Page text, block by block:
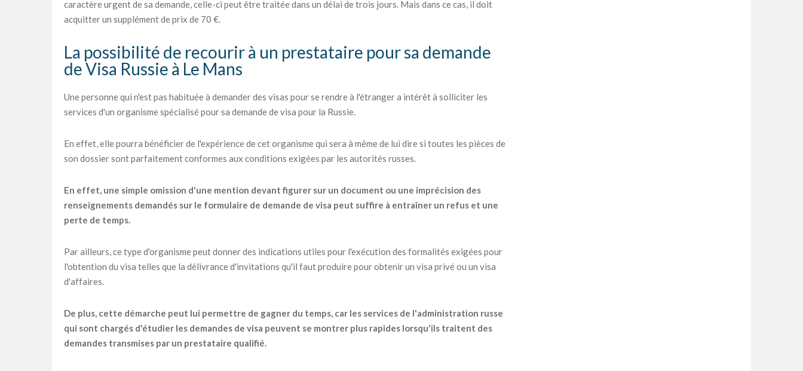
caractère urgent de sa demande, celle-ci peut être traitée dans un délai de trois jours. Mais dans ce cas, il doit
acquitter un supplément de prix de 70 €.
La possibilité de recourir à un prestataire pour sa demande
de Visa Russie à Le Mans
Une personne qui n'est pas habituée à demander des visas pour se rendre à l'étranger a intérêt à solliciter les
services d'un organisme spécialisé pour sa demande de visa pour la Russie.
En effet, elle pourra bénéficier de l'expérience de cet organisme qui sera à même de lui dire si toutes les pièces de
son dossier sont parfaitement conformes aux conditions exigées par les autorités russes.
En effet, une simple omission d'une mention devant figurer sur un document ou une imprécision des
renseignements demandés sur le formulaire de demande de visa peut suffire à entraîner un refus et une
perte de temps.
Par ailleurs, ce type d'organisme peut donner des indications utiles pour l'exécution des formalités exigées pour
l'obtention du visa telles que la délivrance d'invitations qu'il faut produire pour obtenir un visa privé ou un visa
d'affaires.
De plus, cette démarche peut lui permettre de gagner du temps, car les services de l'administration russe
qui sont chargés d'étudier les demandes de visa peuvent se montrer plus rapides lorsqu'ils traitent des
demandes transmises par un prestataire qualifié.